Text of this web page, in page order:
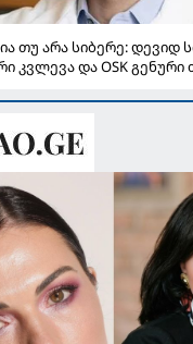
თუ არა სიბერე: დევიდ
კვლევა და OSK გენური